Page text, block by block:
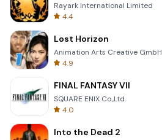
Rayark International Limited
4.4
Lost Horizon
Animation Arts Creative GmbH
4.9
FINAL FANTASY VII
SQUARE ENIX Co.,Ltd.
4.0
Into the Dead 2